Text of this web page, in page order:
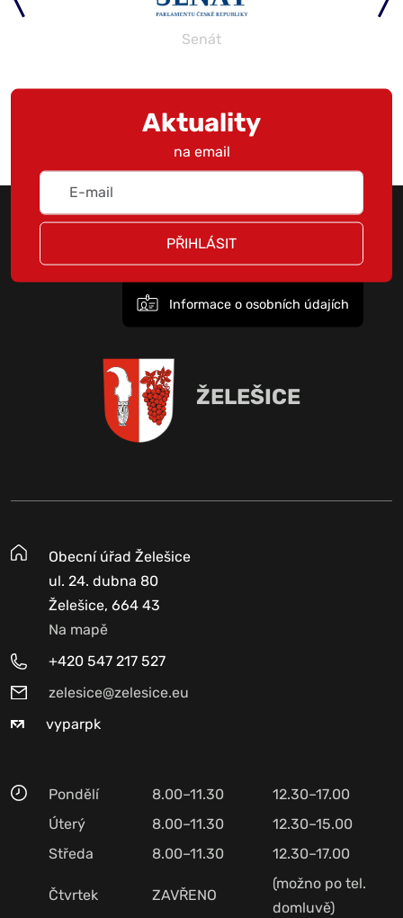
Senát
Aktuality
na email
PŘIHLÁSIT
Informace o osobních údajích
ŽELEŠICE
Obecní úřad Želešice
ul. 24. dubna 80
Želešice, 664 43
Na mapě
+420 547 217 527
zelesice@zelesice.eu
vyparpk
Pondělí 8.00–11.30
12.30–17.00
Úterý
8.00–11.30
12.30–15.00
Středa
8.00–11.30 12.30–17.00
Čtvrtek ZAVŘENO
(možno po tel.
domluvě)